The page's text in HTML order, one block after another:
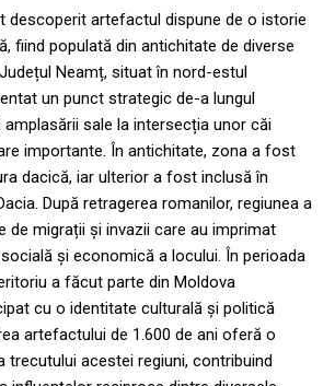
descoperit artefactul dispune de o istorie
fiind populată din antichitate de diverse
Neamț, situat în nord-estul
un punct strategic de-a lungul
sale la intersecția unor căi
importante. În antichitate, zona a fost
dacică, iar ulterior a fost inclusă în
După retragerea romanilor, regiunea a
de migrații și invazii care au imprimat
și economică a locului. În perioada
a făcut parte din Moldova
cu o identitate culturală și politică
artefactului de 1.600 de ani oferă o
trecutului acestei regiuni, contribuind